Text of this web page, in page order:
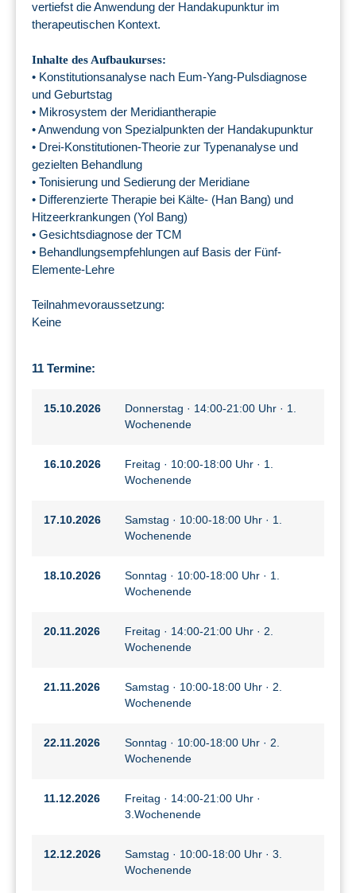
vertiefst die Anwendung der Handakupunktur im
therapeutischen Kontext.
Inhalte des Aufbaukurses:
• Konstitutionsanalyse nach Eum-Yang-Pulsdiagnose
und Geburtstag
• Mikrosystem der Meridiantherapie
• Anwendung von Spezialpunkten der Handakupunktur
• Drei-Konstitutionen-Theorie zur Typenanalyse und
gezielten Behandlung
• Tonisierung und Sedierung der Meridiane
• Differenzierte Therapie bei Kälte- (Han Bang) und
Hitzeerkrankungen (Yol Bang)
• Gesichtsdiagnose der TCM
• Behandlungsempfehlungen auf Basis der Fünf-
Elemente-Lehre
Teilnahmevoraussetzung:
Keine
11 Termine:
15.10.2026
Donnerstag · 14:00-21:00 Uhr · 1.
Wochenende
16.10.2026
Freitag · 10:00-18:00 Uhr · 1.
Wochenende
17.10.2026
Samstag · 10:00-18:00 Uhr · 1.
Wochenende
18.10.2026
Sonntag · 10:00-18:00 Uhr · 1.
Wochenende
20.11.2026
Freitag · 14:00-21:00 Uhr · 2.
Wochenende
21.11.2026
Samstag · 10:00-18:00 Uhr · 2.
Wochenende
22.11.2026
Sonntag · 10:00-18:00 Uhr · 2.
Wochenende
11.12.2026
Freitag · 14:00-21:00 Uhr ·
3.Wochenende
12.12.2026
Samstag · 10:00-18:00 Uhr · 3.
Wochenende